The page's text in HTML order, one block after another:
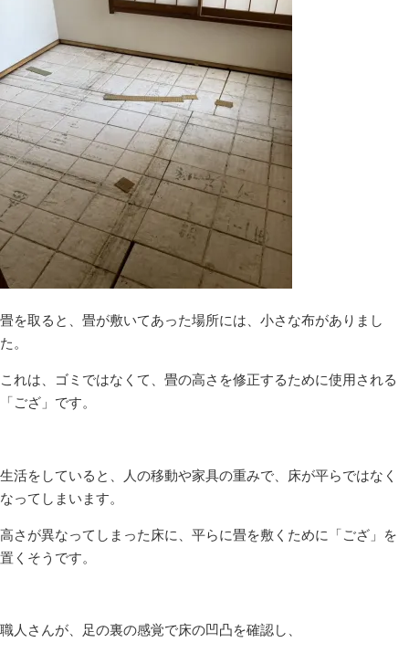
畳を取ると、畳が敷いてあった場所には、小さな布がありまし
た。
これは、ゴミではなくて、畳の高さを修正するために使用される
「ござ」です。
生活をしていると、人の移動や家具の重みで、床が平らではなく
なってしまいます。
高さが異なってしまった床に、平らに畳を敷くために「ござ」を
置くそうです。
職人さんが、足の裏の感覚で床の凹凸を確認し、